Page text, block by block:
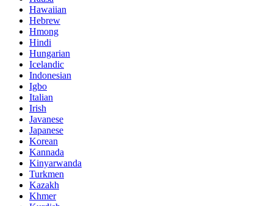
Hawaiian
Hebrew
Hmong
Hindi
Hungarian
Icelandic
Indonesian
Igbo
Italian
Irish
Javanese
Japanese
Korean
Kannada
Kinyarwanda
Turkmen
Kazakh
Khmer